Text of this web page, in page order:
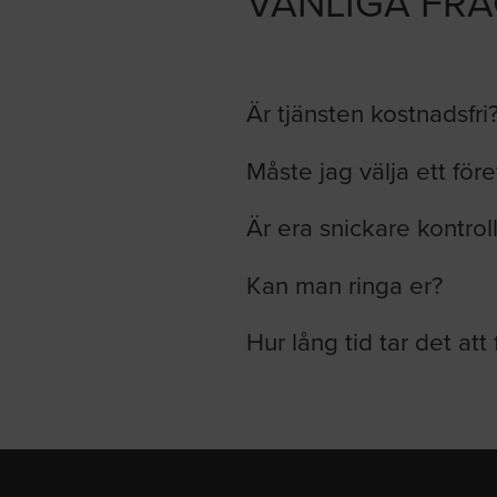
Är tjänsten
Måste jag välja ett
Är era snickare
Kan man ringa er?
Hur lång tid tar det att